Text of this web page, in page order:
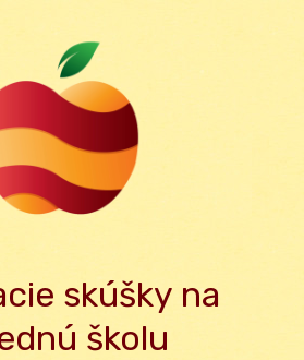
skúšky na
školu